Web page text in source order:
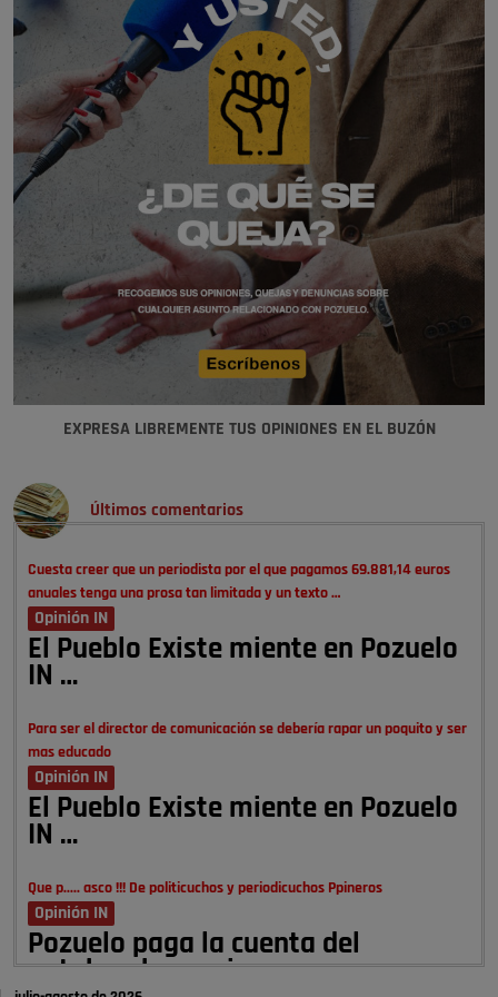
EXPRESA LIBREMENTE TUS OPINIONES EN EL BUZÓN
Últimos comentarios
Cuesta creer que un periodista por el que pagamos 69.881,14 euros
anuales tenga una prosa tan limitada y un texto …
Opinión IN
El Pueblo Existe miente en Pozuelo
IN …
Para ser el director de comunicación se debería rapar un poquito y ser
mas educado
Opinión IN
El Pueblo Existe miente en Pozuelo
IN …
Que p..... asco !!! De politicuchos y periodicuchos Ppineros
Opinión IN
Pozuelo paga la cuenta del
autobombo: casi …